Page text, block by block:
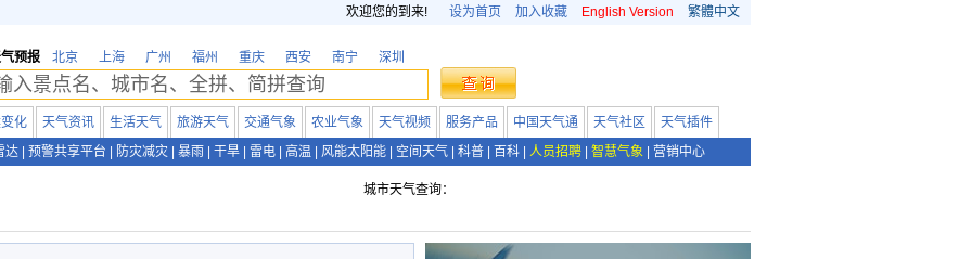
欢迎您的到来! 设为首页 加入收藏 English Version 繁體中文
预报 北京 上海 广州 福州 重庆 西安 南宁 深圳
化 天气资讯 生活天气 旅游天气 交通气象 农业气象 天气视频 服务产品 中国天气通 天气社区
天气插件
达 预警共享平台 防灾减灾 暴雨 干旱 雷电 高温 风能太阳能 空间天气 科普 百科 人员招聘 智慧气象 营销中心
城市天气查询：